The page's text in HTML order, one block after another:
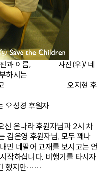
사진과 이름, 사진(우)/ 네
공부하시는
를 보고 오지현 후
님
성경 후원자
신 온나라 후원자님과 2시 차
김은영 후원자님. 모두 꽤나
민 네팔어 교재를 보시고는 언
작하십니다. 비행기를 타시자
했지만……